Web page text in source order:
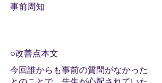
事前周知
○改善点本文
今回誰からも事前の質問がなかった